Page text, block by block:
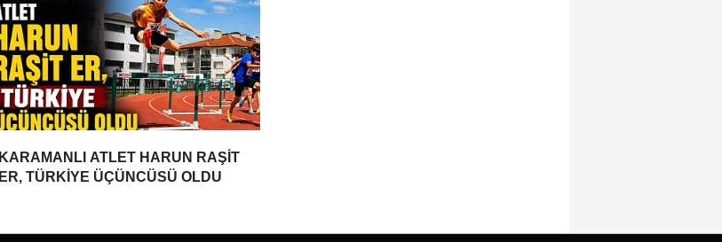
KARAMANLI ATLET HARUN RAŞİT
ER, TÜRKİYE ÜÇÜNCÜSÜ OLDU